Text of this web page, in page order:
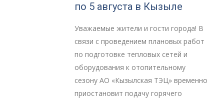
по 5 августа в Кызыле
Уважаемые жители и гости города! В
связи с проведением плановых работ
по подготовке тепловых сетей и
оборудования к отопительному
сезону АО «Кызылская ТЭЦ» временно
приостановит подачу горячего